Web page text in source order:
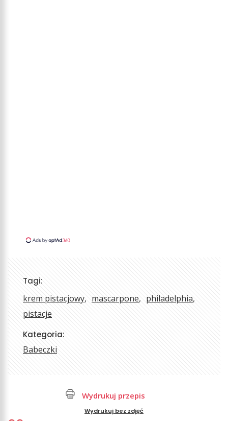
Tagi:
krem pistacjowy mascarpone
philadelphia
pistacje
Kategoria:
Babeczki
Wydrukuj przepis
Wydrukuj bez zdjęć